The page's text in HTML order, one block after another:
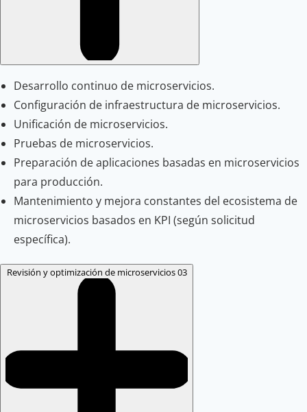
Desarrollo continuo de microservicios.
Configuración de infraestructura de microservicios.
Unificación de microservicios.
Pruebas de microservicios.
Preparación de aplicaciones basadas en microservicios
para producción.
Mantenimiento y mejora constantes del ecosistema de
microservicios basados en KPI (según solicitud
específica).
Revisión y optimización de microservicios03